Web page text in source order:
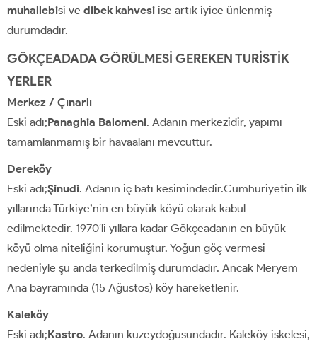
muhallebisi ve dibek kahvesi ise artık iyice ünlenmiş
durumdadır.
GÖKÇEADADA GÖRÜLMESİ GEREKEN TURİSTİK
YERLER
Merkez / Çınarlı
Eski adı;Panaghia Balomeni. Adanın merkezidir, yapımı
tamamlanmamış bir havaalanı mevcuttur.
Dereköy
Eski adı;Şinudi. Adanın iç batı kesimindedir.Cumhuriyetin ilk
yıllarında Türkiye’nin en büyük köyü olarak kabul
edilmektedir. 1970′li yıllara kadar Gökçeadanın en büyük
köyü olma niteliğini korumuştur. Yoğun göç vermesi
nedeniyle şu anda terkedilmiş durumdadır. Ancak Meryem
Ana bayramında (15 Ağustos) köy hareketlenir.
Kaleköy
Eski adı;Kastro. Adanın kuzeydoğusundadır. Kaleköy iskelesi,